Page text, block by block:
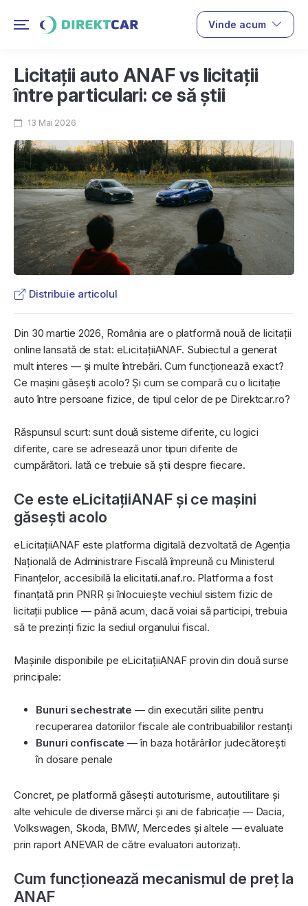
Vinde acum
Licitații auto ANAF vs licitații
între particulari: ce să știi
13 Mai 2026
Distribuie articolul
Din 30 martie 2026, România are o platformă nouă de licitații
online lansată de stat: eLicitațiiANAF. Subiectul a generat
mult interes — și multe întrebări. Cum funcționează exact?
Ce mașini găsești acolo? Și cum se compară cu o licitație
auto între persoane fizice, de tipul celor de pe Direktcar.ro?
Răspunsul scurt: sunt două sisteme diferite, cu logici
diferite, care se adresează unor tipuri diferite de
cumpărători. Iată ce trebuie să știi despre fiecare.
Ce este eLicitațiiANAF și ce mașini
găsești acolo
eLicitațiiANAF este platforma digitală dezvoltată de Agenția
Națională de Administrare Fiscală împreună cu Ministerul
Finanțelor, accesibilă la elicitatii.anaf.ro. Platforma a fost
finanțată prin PNRR și înlocuiește vechiul sistem fizic de
licitații publice — până acum, dacă voiai să participi, trebuia
să te prezinți fizic la sediul organului fiscal.
Mașinile disponibile pe eLicitațiiANAF provin din două surse
principale:
Bunuri sechestrate — din executări silite pentru
recuperarea datoriilor fiscale ale contribuabililor restanți
Bunuri confiscate — în baza hotărârilor judecătorești
în dosare penale
Concret, pe platformă găsești autoturisme, autoutilitare și
alte vehicule de diverse mărci și ani de fabricație — Dacia,
Volkswagen, Skoda, BMW, Mercedes și altele — evaluate
prin raport ANEVAR de către evaluatori autorizați.
Cum funcționează mecanismul de preț la
ANAF